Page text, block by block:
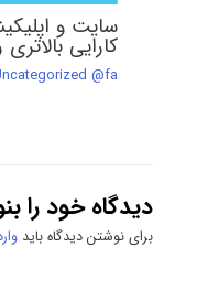
سایت و
کارایی بالاتری
@fa
دیدگاه‌ خود را
برای نوشتن دیدگاه باید